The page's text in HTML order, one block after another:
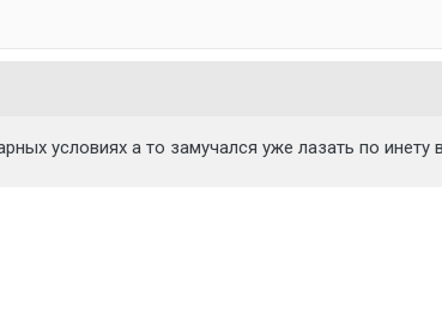
условиях а то замучался уже лазать по инету